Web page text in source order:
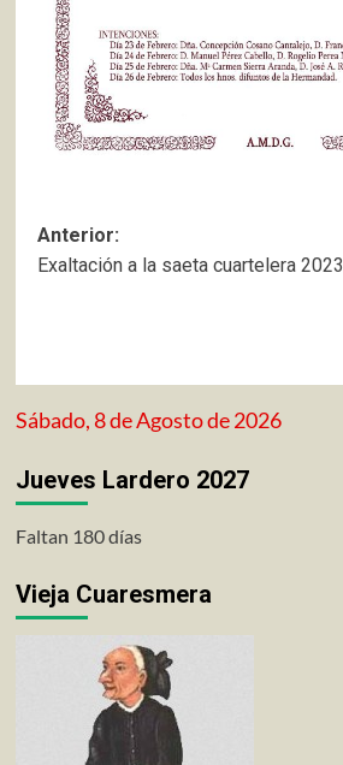
Navegación
de
Anterior:
Exaltación a la saeta cuartelera 2023
Sábado, 8 de Agosto de 2026
Jueves Lardero 2027
Faltan 180 días
Vieja Cuaresmera